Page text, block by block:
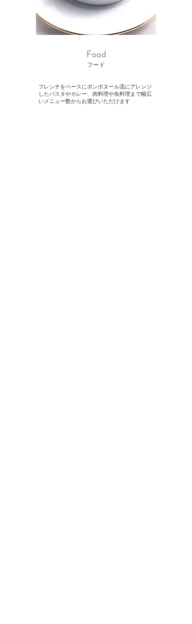
​Food​
フード
フレンチをベースにボンボヌール流にアレンジ
したパスタやカレー、肉料理や魚料理まで幅広
いメニュー数からお選びいただけます